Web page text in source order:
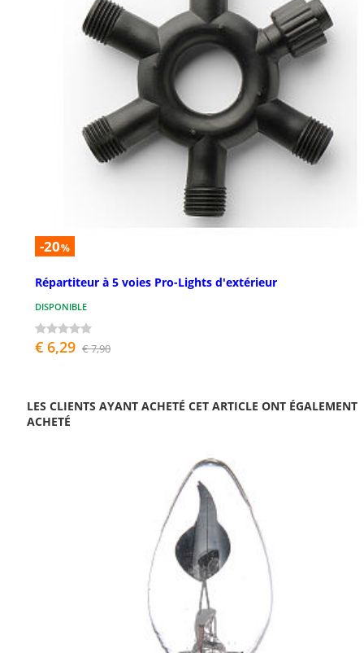
-20%
Répartiteur à 5 voies Pro-Lights d'extérieur
DISPONIBLE
€ 6,29 € 7,90
LES CLIENTS AYANT ACHETÉ CET ARTICLE ONT ÉGALEMENT
ACHETÉ